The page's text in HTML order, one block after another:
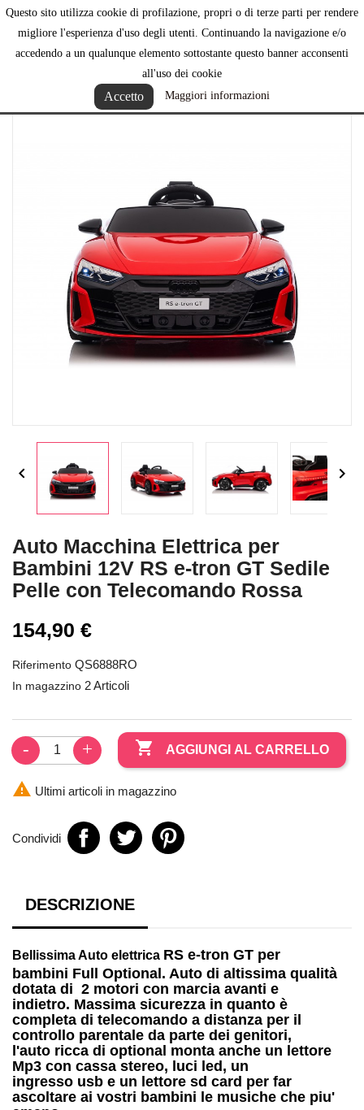
Questo sito utilizza cookie di profilazione, propri o di terze parti per rendere
migliore l'esperienza d'uso degli utenti. Continuando la navigazione e/o
accedendo a un qualunque elemento sottostante questo banner acconsenti
all'uso dei cookie
Accetto Maggiori informazioni

 
Auto Macchina Elettrica per
Bambini 12V RS e-tron GT Sedile
Pelle con Telecomando Rossa
154,90 €
Riferimento QS6888RO
In magazzino 2 Articoli
 AGGIUNGI AL CARRELLO
 Ultimi articoli in magazzino
Condividi
DESCRIZIONE
BellissimaAuto elettrica RS e-tron GT per
bambini Full Optional. Auto di altissima qualità
dotata di 2 motori con marcia avanti e
indietro. Massima sicurezza in quanto è
completa di telecomando a distanza per il
controllo parentale da parte dei genitori,
l'auto ricca di optional monta anche un lettore
Mp3 con cassa stereo, luci led, un
ingresso usb e un lettore sd card per far
ascoltare ai vostri bambini le musiche che piu'